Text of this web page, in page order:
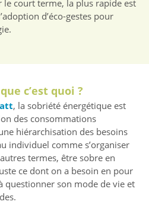
le court terme, la plus rapide est
d’éco-gestes pour
c’est quoi ?
, la sobriété énergétique est
des consommations
hiérarchisation des besoins
individuel comme s’organiser
termes, être sobre en
ce dont on a besoin en pour
questionner son mode de vie et